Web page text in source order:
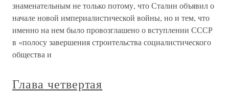
знаменательным не только потому, что Сталин объявил о
начале новой империалистической войны, но и тем, что
именно на нем было провозглашено о вступлении СССР
в «полосу завершения строительства социалистического
общества и
Глава четвертая